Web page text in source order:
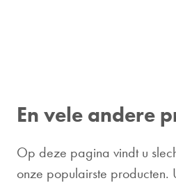
En vele andere
Op deze pagina vindt u
onze populairste producten.